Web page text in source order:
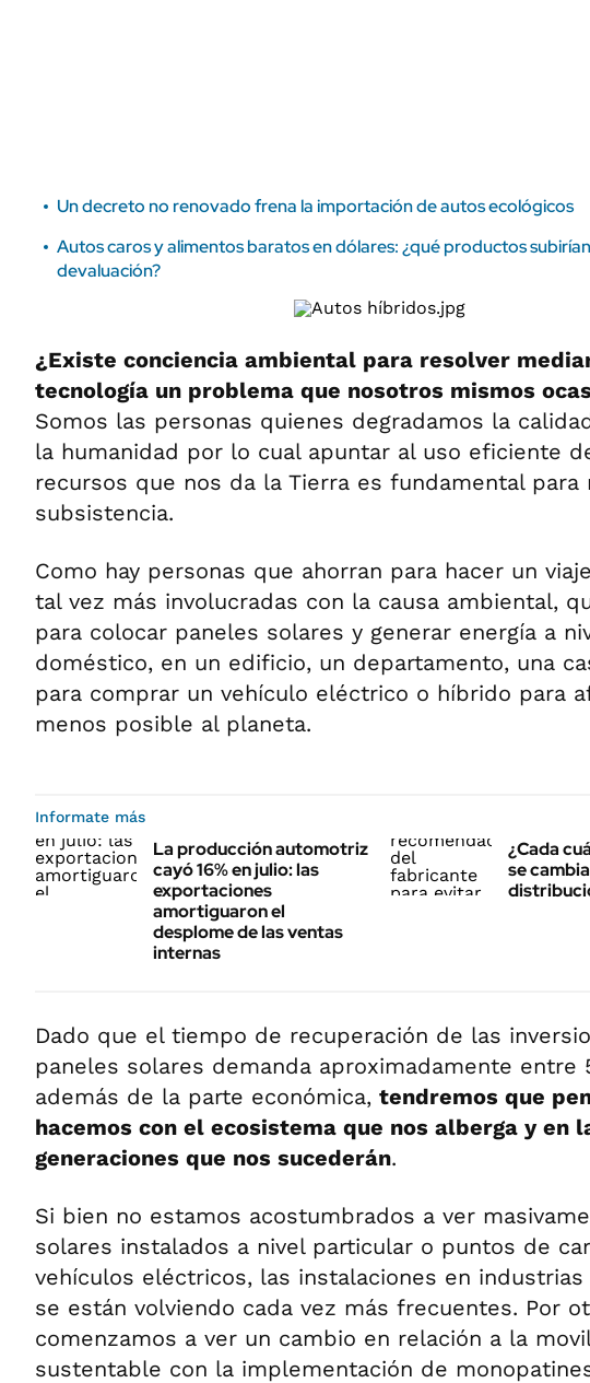
Un decreto no renovado frena la importación de autos ecológicos
Autos caros y alimentos baratos en dólares: ¿qué productos
devaluación?
¿Existe conciencia ambiental para resolver
tecnología un problema que nosotros mismos
Somos las personas quienes degradamos la
la humanidad por lo cual apuntar al uso eficiente
recursos que nos da la Tierra es fundamental para
subsistencia.
Como hay personas que ahorran para hacer un
tal vez más involucradas con la causa ambiental,
para colocar paneles solares y generar energía a
doméstico, en un edificio, un departamento, una
para comprar un vehículo eléctrico o híbrido para
menos posible al planeta.
Informate más
La producción automotriz
cayó 16% en julio: las
exportaciones
amortiguaron el
desplome de las ventas
internas
¿Cada
se
Dado que el tiempo de recuperación de las
paneles solares demanda aproximadamente entre
además de la parte económica, tendremos que
hacemos con el ecosistema que nos alberga y en
generaciones que nos sucederán.
Si bien no estamos acostumbrados a ver
solares instalados a nivel particular o puntos de
vehículos eléctricos, las instalaciones en industrias
se están volviendo cada vez más frecuentes. Por
comenzamos a ver un cambio en relación a la
sustentable con la implementación de